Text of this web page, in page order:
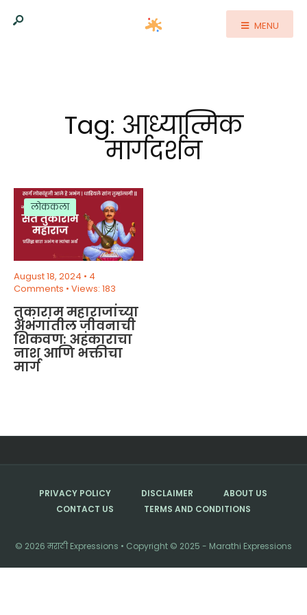
MENU
Tag: आध्यात्मिक
मार्गदर्शन
लोककला
August 18, 2024 • 4
Comments • Views: 183
तुकाराम महाराजांच्या
अभंगांतील जीवनाची
शिकवण: अहंकाराचा
नाश आणि भक्तीचा
मार्ग
PRIVACY POLICY DISCLAIMER
ABOUT US
CONTACT US
TERMS AND CONDITIONS
© 2026 मराठी Expressions • Copyright © 2025 - Marathi Expressions